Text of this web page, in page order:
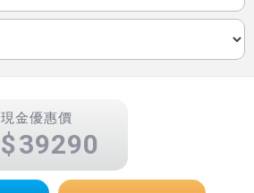
現金優惠價
39290